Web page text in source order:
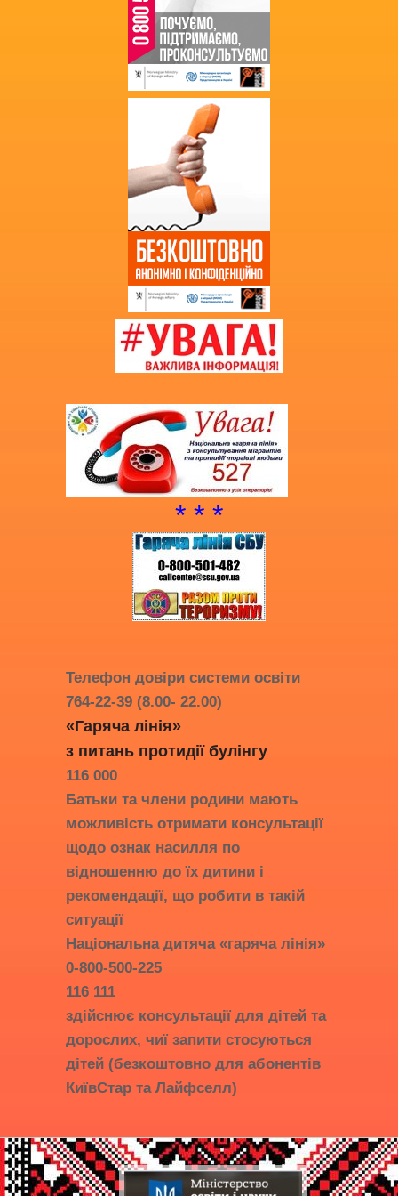
Державні закупівлі
Звернення громадян
Благодійна допомога
Додаткова інформація
Витяг з протоколу про випуск
учнів (вихованців)
НМТ 2025
* * *
Телефон довіри системи освіти
764-22-39 (8.00- 22.00)
«Гаряча лінія»
з питань протидії булінгу
116 000
Батьки та члени родини мають
можливість отримати консультації
щодо ознак насилля по
відношенню до їх дитини і
рекомендації, що робити в такій
ситуації
Національна дитяча «гаряча лінія»
0-800-500-225
116 111
здійснює консультації для дітей та
дорослих, чиї запити стосуються
дітей (безкоштовно для абонентів
КиївСтар та Лайфселл)